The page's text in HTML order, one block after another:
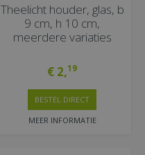
Theelicht houder, glas, b
9 cm, h 10 cm,
meerdere variaties
€ 2,19
MEER INFORMATIE
BESTEL DIRECT